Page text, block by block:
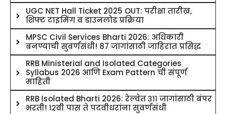
UGC NET Hall Ticket 2025 OUT: परीक्षा तारीख,
शिफ्ट टाइमिंग व डाउनलोड प्रक्रिया
MPSC Civil Services Bharti 2026: अधिकारी
बनण्याची सुवर्णसंधी! 87 जागांसाठी जाहिरात प्रसिद्ध
RRB Ministerial and Isolated Categories
Syllabus 2026 आणि Exam Pattern ची संपूर्ण
माहिती
RRB Isolated Bharti 2026: रेल्वेत ३११ जागांसाठी बंपर
भरती! १२वी पास ते पदवीधरांना सुवर्णसंधी